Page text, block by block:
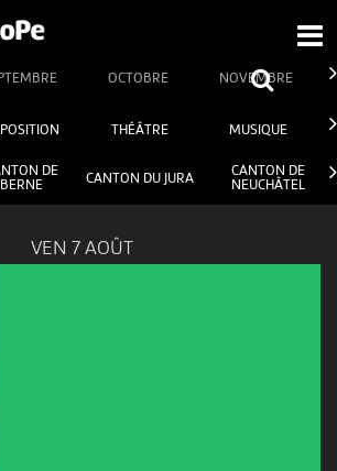
OCTOBRE NOVEMBRE
THÉÂTRE MUSIQUE
DE
BERNE
CANTON DU JURA
CANTON DE
NEUCHÂTEL
VEN 7 AOÛT